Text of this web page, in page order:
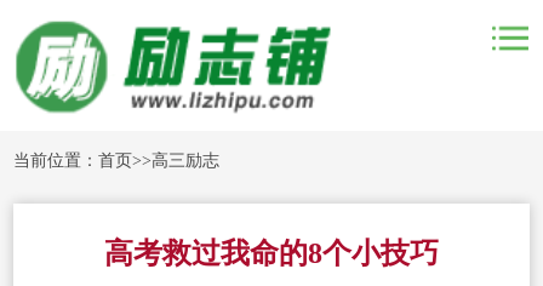
当前位置：首页>>高三励志
高考救过我命的8个小技巧